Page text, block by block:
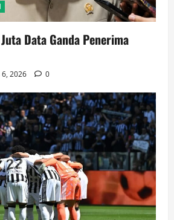
Data Ganda Penerima
2026 0